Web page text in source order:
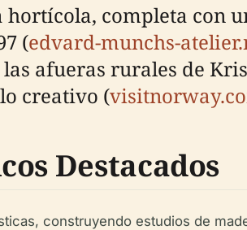
completa con
(edvard-munchs-
afueras rurales de
creativo (
Destacados
construyendo estudios de